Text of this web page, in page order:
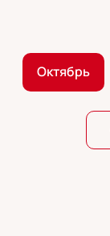
Октябрь